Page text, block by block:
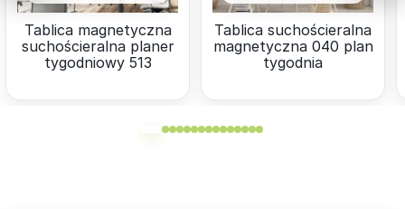
Tablica magnetyczna
suchościeralna planer
tygodniowy 513
Tablica suchościeralna
magnetyczna 040 plan
tygodnia